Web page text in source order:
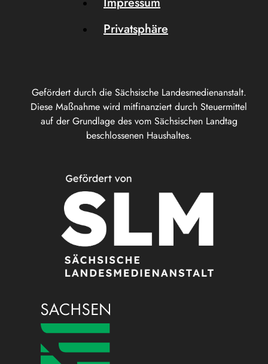
Gefördert durch die Sächsische Landesmedienanstalt.
Diese Maßnahme wird mitfinanziert durch Steuermittel
auf der Grundlage des vom Sächsischen Landtag
beschlossenen Haushaltes.
Privatsphäre